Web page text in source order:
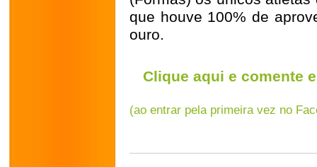
que houve 100% de
ouro.
Clique aqui e comente
(ao entrar pela primeira vez no